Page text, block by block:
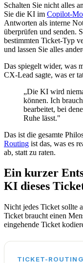
Schalten Sie nicht alles
Sie die KI im Copilot-
Antworten als interne
überprüfen und senden.
bestimmten Ticket-Typ
und lassen Sie alles
Das spiegelt wider, was
CX-Lead sagte, was er
„Die KI wird
können. Ich
bearbeitet, bei
Ruhe lässt."
Das ist die gesamte
Routing ist das, was es
ab, statt zu raten.
Ein kurzer
KI dieses
Nicht jedes Ticket sollte
Ticket braucht einen
eingehende Ticket
TICKET-